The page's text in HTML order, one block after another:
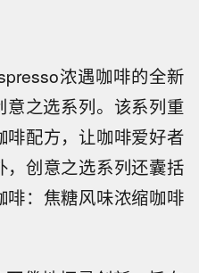
浓遇咖啡的全新
之选系列。该系列重
配方，让咖啡爱好者
创意之选系列还囊括
：焦糖风味浓缩咖啡